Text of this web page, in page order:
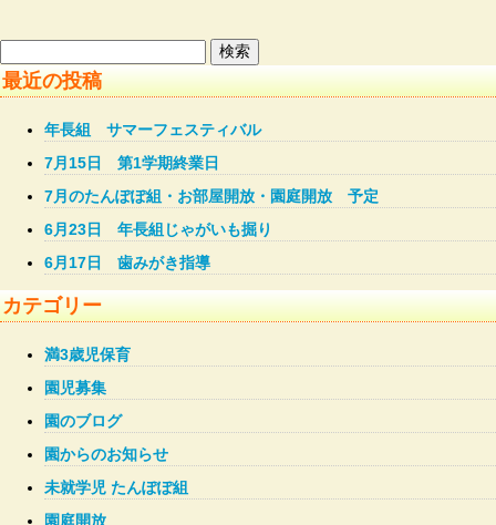
検
索:
最近の投稿
年長組 サマーフェスティバル
7月15日 第1学期終業日
7月のたんぽぽ組・お部屋開放・園庭開放 予定
6月23日 年長組じゃがいも掘り
6月17日 歯みがき指導
カテゴリー
満3歳児保育
園児募集
園のブログ
園からのお知らせ
未就学児 たんぽぽ組
園庭開放